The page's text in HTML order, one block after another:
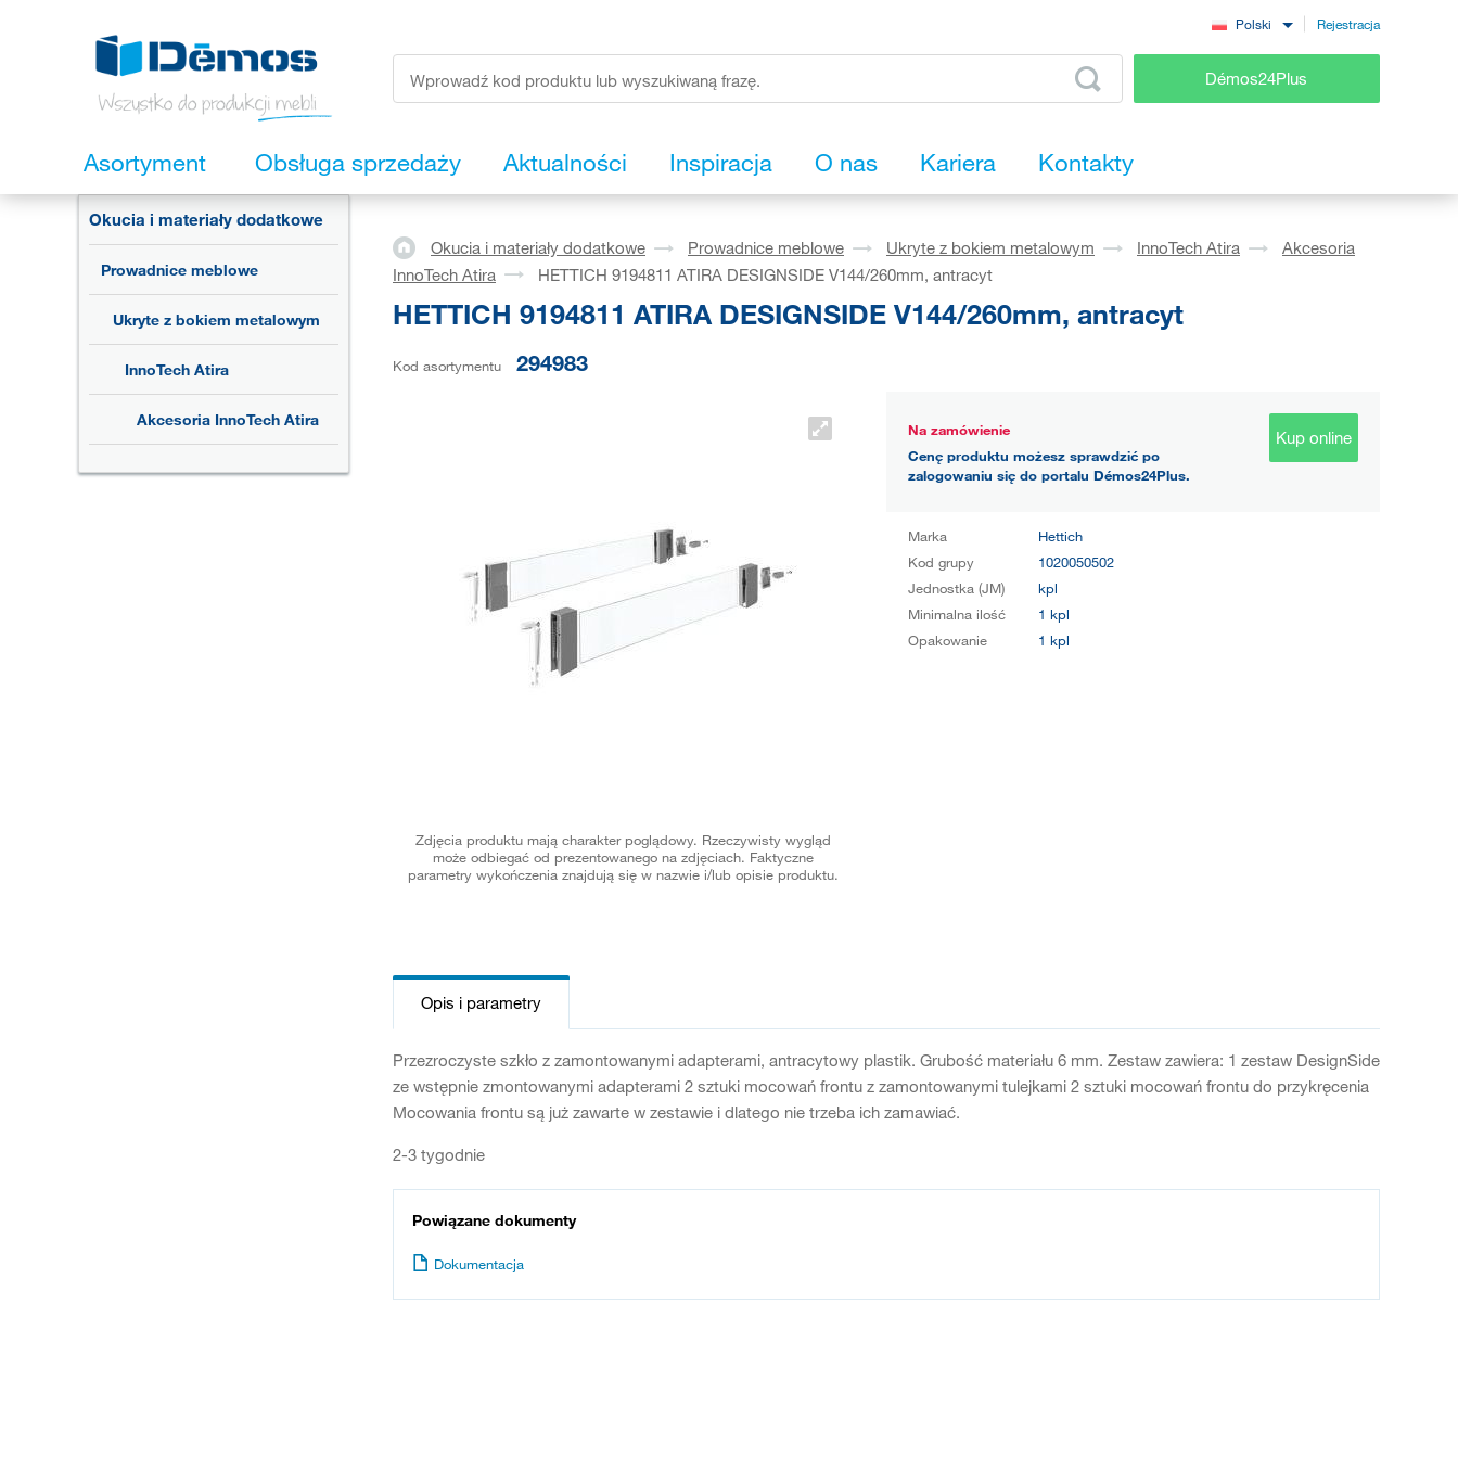
Polski Rejestracja
Démos24Plus
Asortyment Obsługa sprzedaży Aktualności Inspiracja O nas Kariera Kontakty
Okucia i materiały dodatkowe
Prowadnice meblowe
Ukryte z bokiem metalowym
InnoTech Atira
Akcesoria InnoTech Atira
Okucia i materiały dodatkowe Prowadnice meblowe Ukryte z bokiem metalowym InnoTech Atira
Akcesoria
InnoTech Atira
HETTICH 9194811 ATIRA DESIGNSIDE V144/260mm, antracyt
HETTICH 9194811 ATIRA DESIGNSIDE V144/260mm, antracyt
Kod asortymentu 294983
Zdjęcia produktu mają charakter poglądowy. Rzeczywisty wygląd
może odbiegać od prezentowanego na zdjęciach. Faktyczne
parametry wykończenia znajdują się w nazwie i/lub opisie produktu.
Na zamówienie
Cenę produktu możesz sprawdzić po
zalogowaniu się do portalu Démos24Plus.
Kup online
Marka
Hettich
Kod grupy
1020050502
Jednostka (JM)
kpl
Minimalna ilość
1 kpl
Opakowanie
1 kpl
Opis i parametry
Przezroczyste szkło z zamontowanymi adapterami, antracytowy plastik. Grubość materiału 6 mm. Zestaw zawiera: 1 zestaw DesignSide
ze wstępnie zmontowanymi adapterami 2 sztuki mocowań frontu z zamontowanymi tulejkami 2 sztuki mocowań frontu do przykręcenia
Mocowania frontu są już zawarte w zestawie i dlatego nie trzeba ich zamawiać.
2-3 tygodnie
Powiązane dokumenty
Dokumentacja